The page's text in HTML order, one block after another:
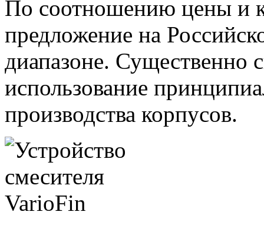
По соотношению цены и
предложение на
диапазоне. Существенно
использование
производства корпусов.